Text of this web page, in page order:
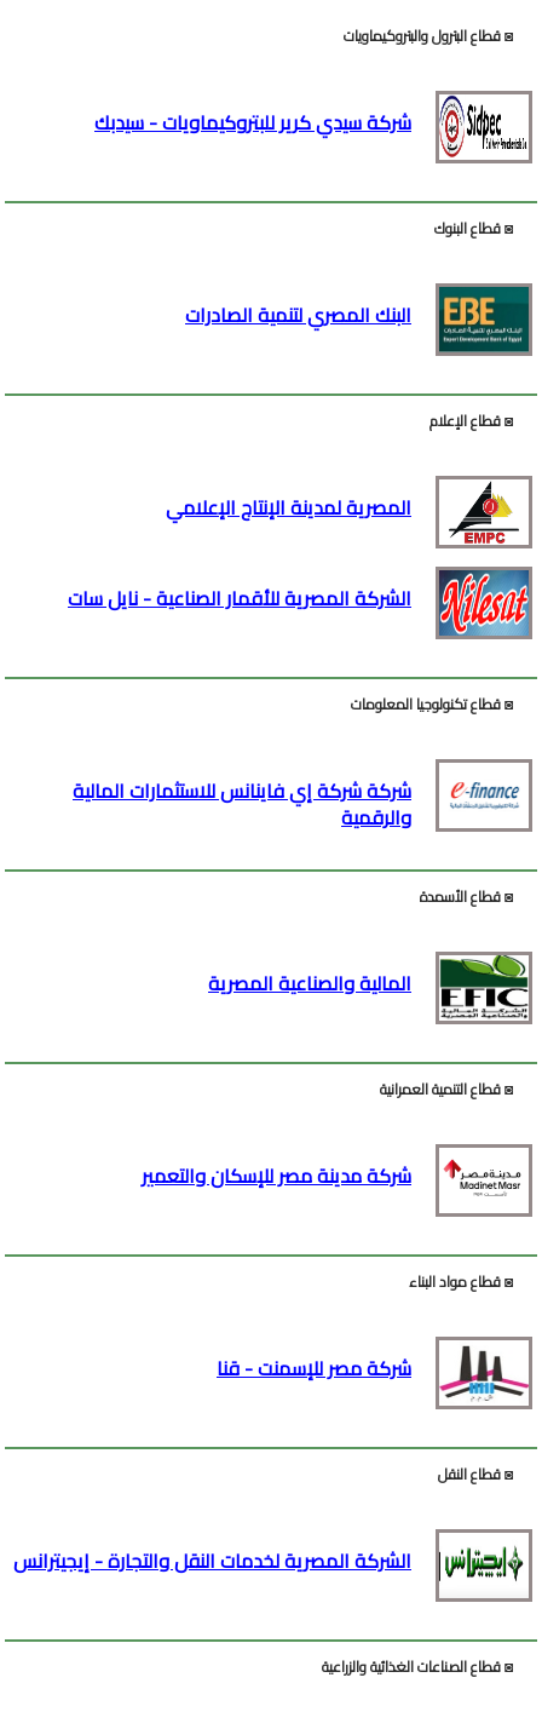
◙ قطاع البترول والبتروكيماويات
شركة سيدي كرير للبتروكيماويات - سيدبك
◙ قطاع البنوك
البنك المصري لتنمية الصادرات
◙ قطاع الإعلام
المصرية لمدينة الإنتاج الإعلامي
الشركة المصرية للأقمار الصناعية - نايل سات
◙ قطاع تكنولوجيا المعلومات
شركة شركة إي فاينانس للاستثمارات المالية
والرقمية
◙ قطاع الأسمدة
المالية والصناعية المصرية
◙ قطاع التنمية العمرانية
شركة مدينة مصر للإسكان والتعمير
◙ قطاع مواد البناء
شركة مصر للإسمنت - قنا
◙ قطاع النقل
الشركة المصرية لخدمات النقل والتجارة - إيجيترانس
◙ قطاع الصناعات الغذائية والزراعية